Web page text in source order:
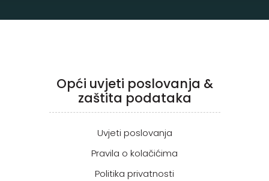
Opći uvjeti poslovanja &
zaštita podataka
Uvjeti poslovanja
Pravila o kolačićima
Politika privatnosti